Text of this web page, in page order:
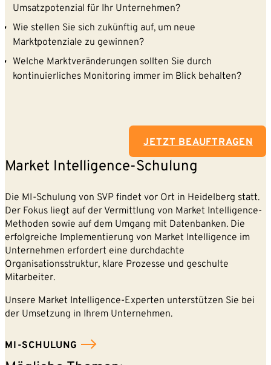
Umsatzpotenzial für Ihr Unternehmen?
Wie stellen Sie sich zukünftig auf, um neue
Marktpotenziale zu gewinnen?
Welche Marktveränderungen sollten Sie durch
kontinuierliches Monitoring immer im Blick behalten?
JETZT BEAUFTRAGEN
Market Intelligence-Schulung
Die MI-Schulung von SVP findet vor Ort in Heidelberg statt.
Der Fokus liegt auf der Vermittlung von Market Intelligence-
Methoden sowie auf dem Umgang mit Datenbanken. Die
erfolgreiche Implementierung von Market Intelligence im
Unternehmen erfordert eine durchdachte
Organisationsstruktur, klare Prozesse und geschulte
Mitarbeiter.
Unsere Market Intelligence-Experten unterstützen Sie bei
der Umsetzung in Ihrem Unternehmen.
MI-SCHULUNG